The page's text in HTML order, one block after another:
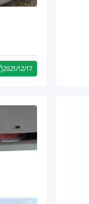
2021/12/17